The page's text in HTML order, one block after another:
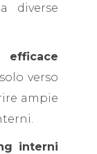
diverse
efficace
verso
ampie
interni